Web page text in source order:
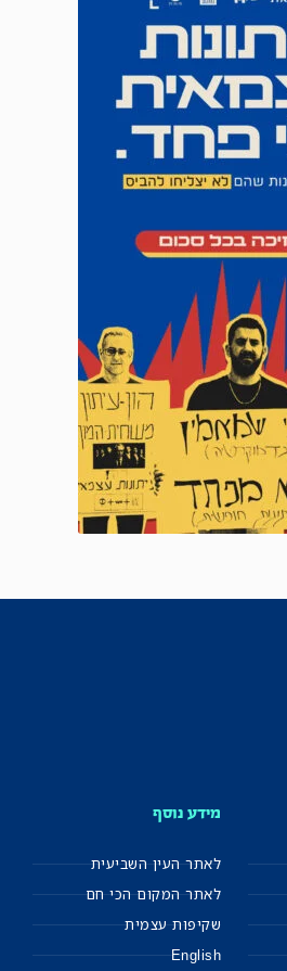
מידע נוסף
לאתר העין השביעית
לאתר המקום הכי חם
שקיפות עצמית
English